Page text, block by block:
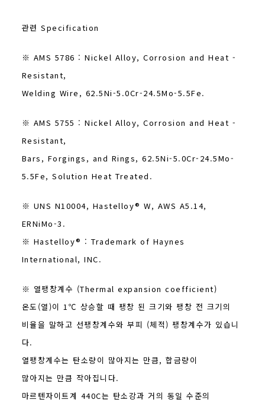
관련 Specification
※ AMS 5786 : Nickel Alloy, Corrosion and Heat -
Resistant,
Welding Wire, 62.5Ni-5.0Cr-24.5Mo-5.5Fe.
※ AMS 5755 : Nickel Alloy, Corrosion and Heat -
Resistant,
Bars, Forgings, and Rings, 62.5Ni-5.0Cr-24.5Mo-
5.5Fe, Solution Heat Treated.
※ UNS N10004, Hastelloy® W, AWS A5.14,
ERNiMo-3.
※ Hastelloy® : Trademark of Haynes
International, INC.
※ 열팽창계수 (Thermal expansion coefficient)
온도(열)이 1℃ 상승할 때 팽창 된 크기와 팽창 전 크기의
비율을 말하고 선팽창계수와 부피 (체적) 팽창계수가 있습니
다.
열팽창계수는 탄소량이 많아지는 만큼, 합금량이
많아지는 만큼 작아집니다.
마르텐자이트계 440C는 탄소강과 거의 동일 수준의